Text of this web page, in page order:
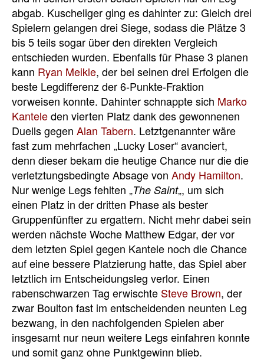
abgab. Kuscheliger ging es dahinter zu: Gleich drei
Spielern gelangen drei Siege, sodass die Plätze 3
bis 5 teils sogar über den direkten Vergleich
entschieden wurden. Ebenfalls für Phase 3 planen
kann Ryan Meikle, der bei seinen drei Erfolgen die
beste Legdifferenz der 6-Punkte-Fraktion
vorweisen konnte. Dahinter schnappte sich Marko
Kanteleden vierten Platz dank des gewonnenen
Duells gegen Alan Tabern. Letztgenannter wäre
fast zum mehrfachen „Lucky Loser“ avanciert,
denn dieser bekam die heutige Chance nur die die
verletztungsbedingte Absage von Andy Hamilton.
Nur wenige Legs fehlten „The Saint„, um sich
einen Platz in der dritten Phase als bester
Gruppenfünfter zu ergattern. Nicht mehr dabei sein
werden nächste Woche Matthew Edgar, der vor
dem letzten Spiel gegen Kantele noch die Chance
auf eine bessere Platzierung hatte, das Spiel aber
letztlich im Entscheidungsleg verlor. Einen
rabenschwarzen Tag erwischte Steve Brown, der
zwar Boulton fast im entscheidenden neunten Leg
bezwang, in den nachfolgenden Spielen aber
insgesamt nur neun weitere Legs einfahren konnte
und somit ganz ohne Punktgewinn blieb.